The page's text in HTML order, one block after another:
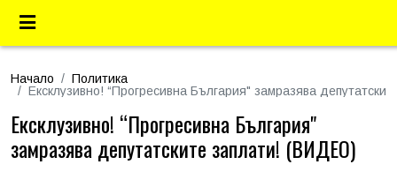
Начало
Политика
Ексклузивно! “Прогресивна България" замразява
Ексклузивно! “Прогресивна България"
замразява депутатските заплати! (ВИДЕО)